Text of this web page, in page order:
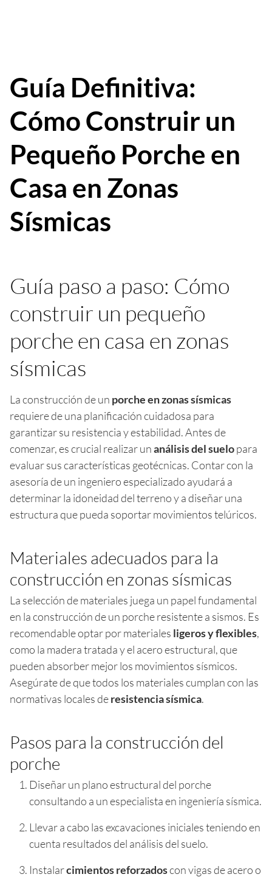
Guía Definitiva:
Cómo Construir un
Pequeño Porche en
Casa en Zonas
Sísmicas
Guía paso a paso: Cómo
construir un pequeño
porche en casa en zonas
sísmicas
La construcción de un porche en zonas sísmicas
requiere de una planificación cuidadosa para
garantizar su resistencia y estabilidad. Antes de
comenzar, es crucial realizar unanálisis del suelopara
evaluar sus características geotécnicas. Contar con la
asesoría de un ingeniero especializado ayudará a
determinar la idoneidad del terreno y a diseñar una
estructura que pueda soportar movimientos telúricos.
Materiales adecuados para la
construcción en zonas sísmicas
La selección de materiales juega un papel fundamental
en la construcción de un porche resistente a sismos. Es
recomendable optar por materiales ligeros y flexibles,
como la madera tratada y el acero estructural, que
pueden absorber mejor los movimientos sísmicos.
Asegúrate de que todos los materiales cumplan con las
normativas locales deresistencia sísmica.
Pasos para la construcción del
porche
Diseñar un plano estructural del porche
consultando a un especialista en ingeniería sísmica.
Llevar a cabo las excavaciones iniciales teniendo en
cuenta resultados del análisis del suelo.
Instalarcimientos reforzadoscon vigas de acero o